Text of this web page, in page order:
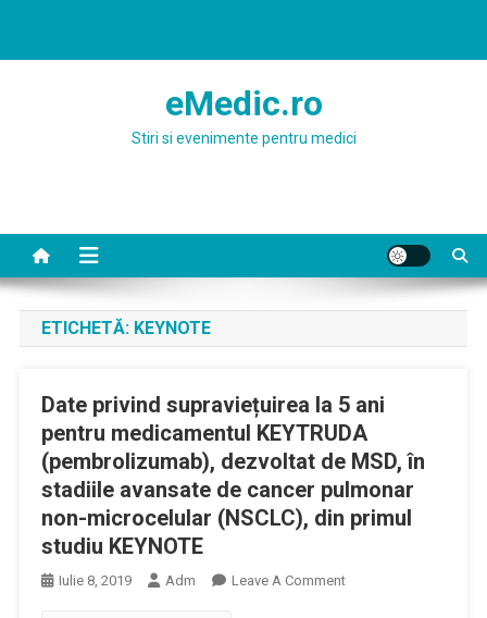
eMedic.ro
Stiri si evenimente pentru medici
ETICHETĂ: KEYNOTE
Date privind supraviețuirea la 5 ani
pentru medicamentul KEYTRUDA
(pembrolizumab), dezvoltat de MSD, în
stadiile avansate de cancer pulmonar
non-microcelular (NSCLC), din primul
studiu KEYNOTE
Iulie 8, 2019 Adm Leave A CommentOn